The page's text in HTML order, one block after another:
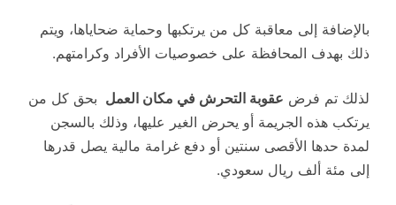
بالإضافة إلى معاقبة كل من يرتكبها وحماية ضحاياها، ويتم
ذلك بهدف المحافظة على خصوصيات الأفراد وكرامتهم.
لذلك تم فرض عقوبة التحرش في مكان العمل بحق كل من
يرتكب هذه الجريمة أو يحرض الغير عليها، وذلك بالسجن
لمدة حدها الأقصى سنتين أو دفع غرامة مالية يصل قدرها
إلى مئة ألف ريال سعودي.